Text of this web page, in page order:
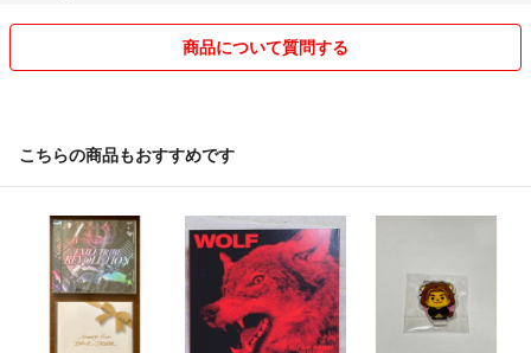
商品について質問する
こちらの商品もおすすめです